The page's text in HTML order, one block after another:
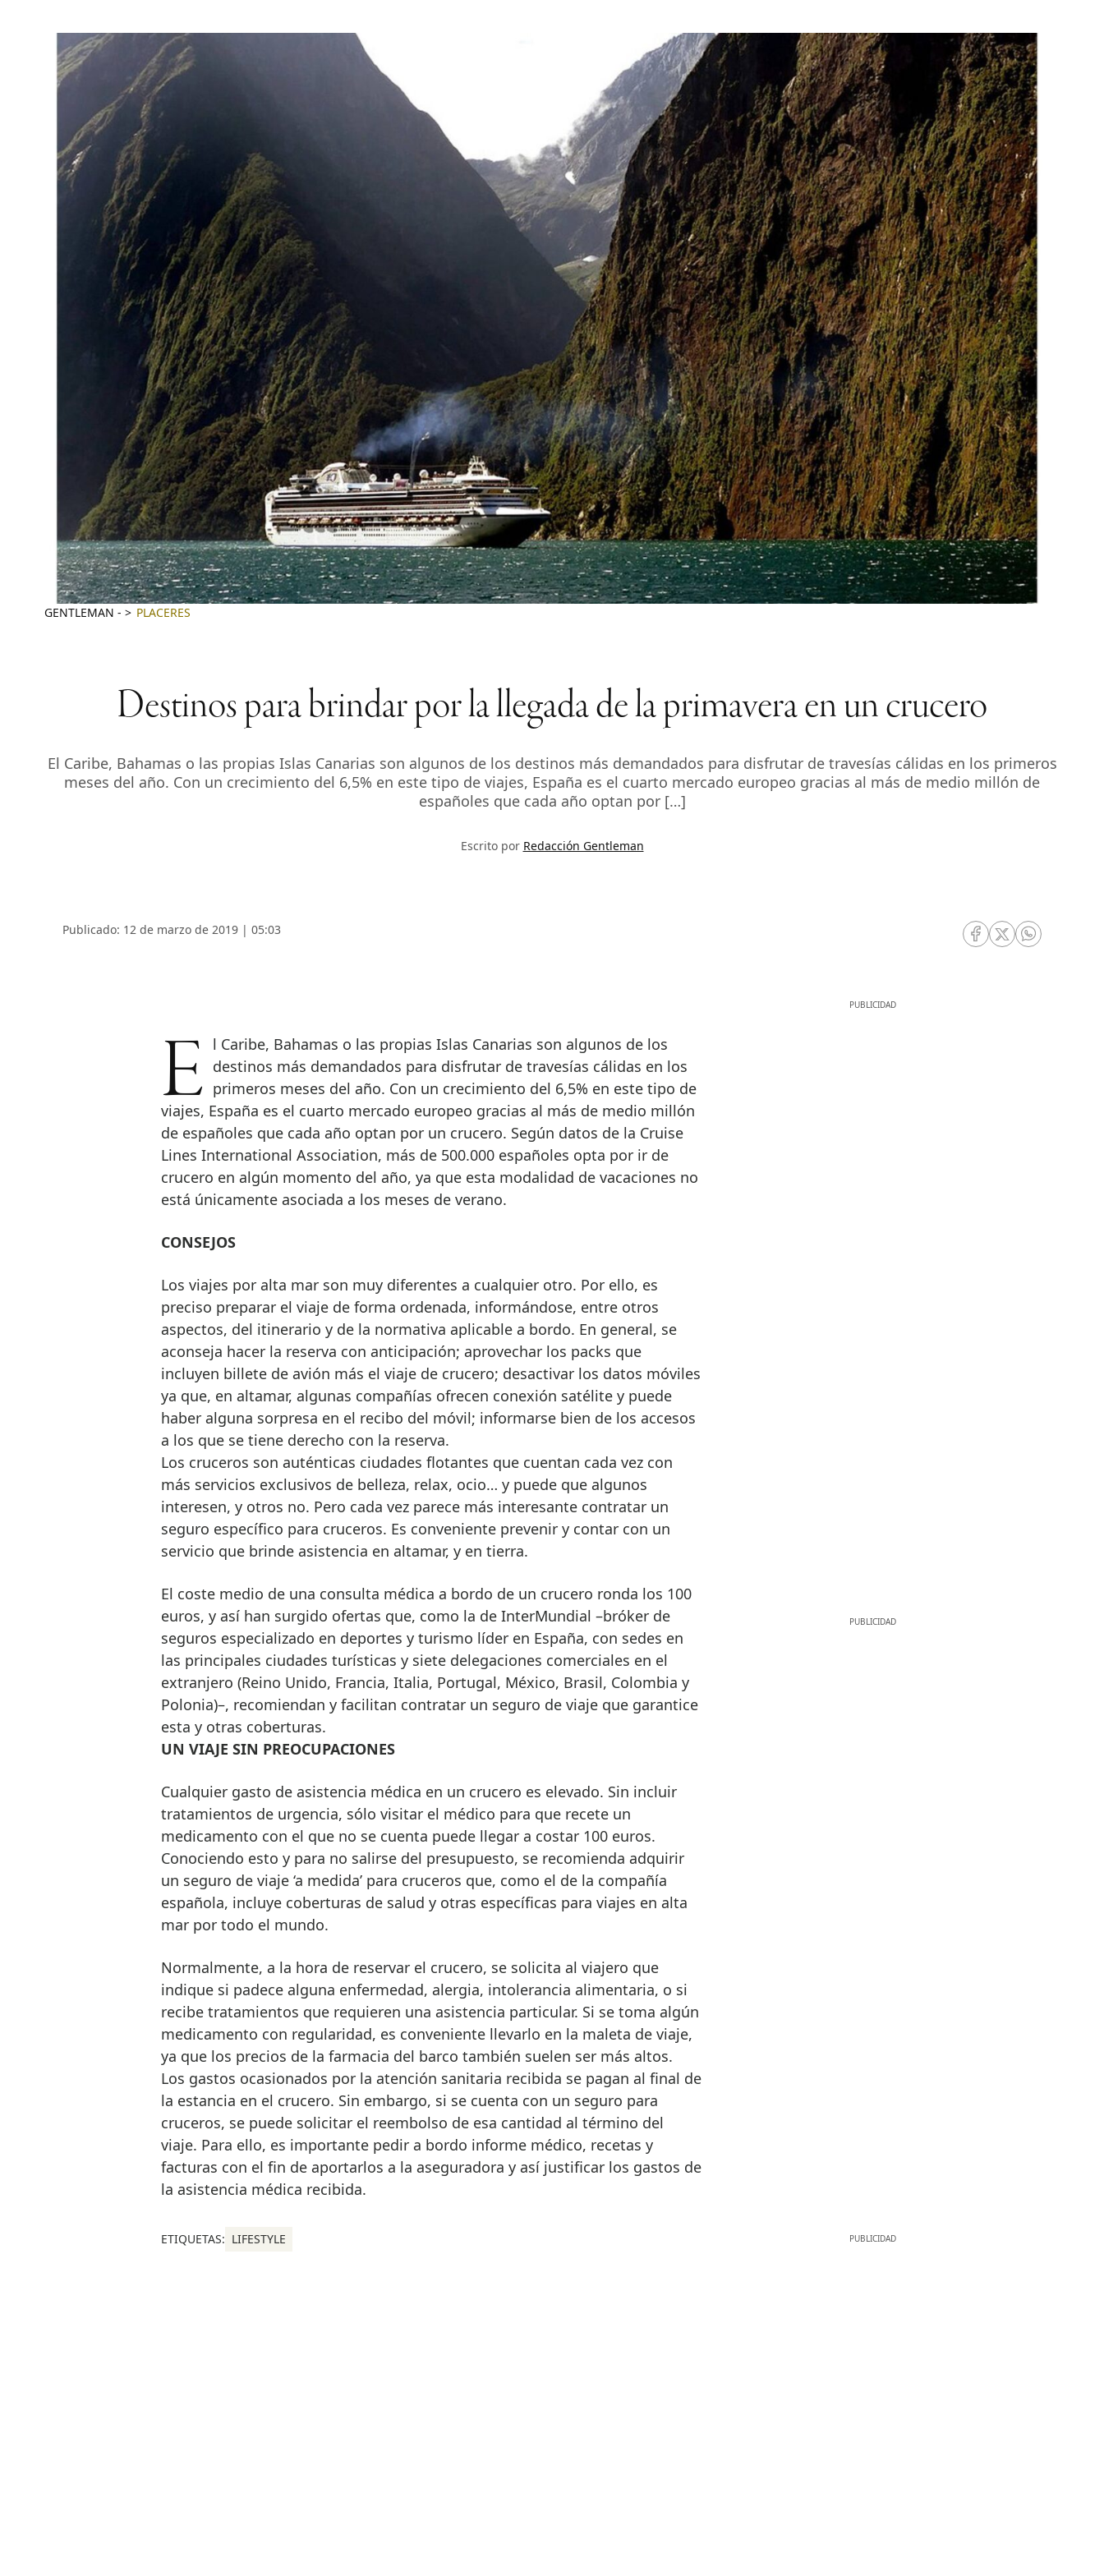
GENTLEMAN - PLACERES
Destinos para brindar por la llegada de la primavera en un crucero
El Caribe, Bahamas o las propias Islas Canarias son algunos de los destinos más demandados para disfrutar de travesías cálidas en los primeros
meses del año. Con un crecimiento del 6,5% en este tipo de viajes, España es el cuarto mercado europeo gracias al más de medio millón de
españoles que cada año optan por […]
Escrito por Redacción Gentleman
Publicado: 12 de marzo de 2019 | 05:03
RRSS Facebook
RRSS Twitter
RRSS
El Caribe, Bahamas o las propias Islas Canarias son algunos de los destinos más demandados para disfrutar de travesías cálidas en los
primeros meses del año. Con un crecimiento del 6,5% en este tipo de
viajes, España es el cuarto mercado europeo gracias al más de medio millón
de españoles que cada año optan por un crucero. Según datos de la Cruise
Lines International Association, más de 500.000 españoles opta por ir de
crucero en algún momento del año, ya que esta modalidad de vacaciones no
está únicamente asociada a los meses de verano.
CONSEJOS
Los viajes por alta mar son muy diferentes a cualquier otro. Por ello, es
preciso preparar el viaje de forma ordenada, informándose, entre otros
aspectos, del itinerario y de la normativa aplicable a bordo. En general, se
aconseja hacer la reserva con anticipación; aprovechar los packs que
incluyen billete de avión más el viaje de crucero; desactivar los datos móviles
ya que, en altamar, algunas compañías ofrecen conexión satélite y puede
haber alguna sorpresa en el recibo del móvil; informarse bien de los accesos
a los que se tiene derecho con la reserva.
Los cruceros son auténticas ciudades flotantes que cuentan cada vez con
más servicios exclusivos de belleza, relax, ocio… y puede que algunos
interesen, y otros no. Pero cada vez parece más interesante contratar un
seguro específico para cruceros. Es conveniente prevenir y contar con un
servicio que brinde asistencia en altamar, y en tierra.
El coste medio de una consulta médica a bordo de un crucero ronda los 100
euros, y así han surgido ofertas que, como la de InterMundial –bróker de
seguros especializado en deportes y turismo líder en España, con sedes en
las principales ciudades turísticas y siete delegaciones comerciales en el
extranjero (Reino Unido, Francia, Italia, Portugal, México, Brasil, Colombia y
Polonia)–, recomiendan y facilitan contratar un seguro de viaje que garantice
esta y otras coberturas.
UN VIAJE SIN PREOCUPACIONES
Cualquier gasto de asistencia médica en un crucero es elevado. Sin incluir
tratamientos de urgencia, sólo visitar el médico para que recete un
medicamento con el que no se cuenta puede llegar a costar 100 euros.
Conociendo esto y para no salirse del presupuesto, se recomienda adquirir
un seguro de viaje ‘a medida’ para cruceros que, como el de la compañía
española, incluye coberturas de salud y otras específicas para viajes en alta
mar por todo el mundo.
Normalmente, a la hora de reservar el crucero, se solicita al viajero que
indique si padece alguna enfermedad, alergia, intolerancia alimentaria, o si
recibe tratamientos que requieren una asistencia particular. Si se toma algún
medicamento con regularidad, es conveniente llevarlo en la maleta de viaje,
ya que los precios de la farmacia del barco también suelen ser más altos.
Los gastos ocasionados por la atención sanitaria recibida se pagan al final de
la estancia en el crucero. Sin embargo, si se cuenta con un seguro para
cruceros, se puede solicitar el reembolso de esa cantidad al término del
viaje. Para ello, es importante pedir a bordo informe médico, recetas y
facturas con el fin de aportarlos a la aseguradora y así justificar los gastos de
la asistencia médica recibida.
ETIQUETAS: LIFESTYLE